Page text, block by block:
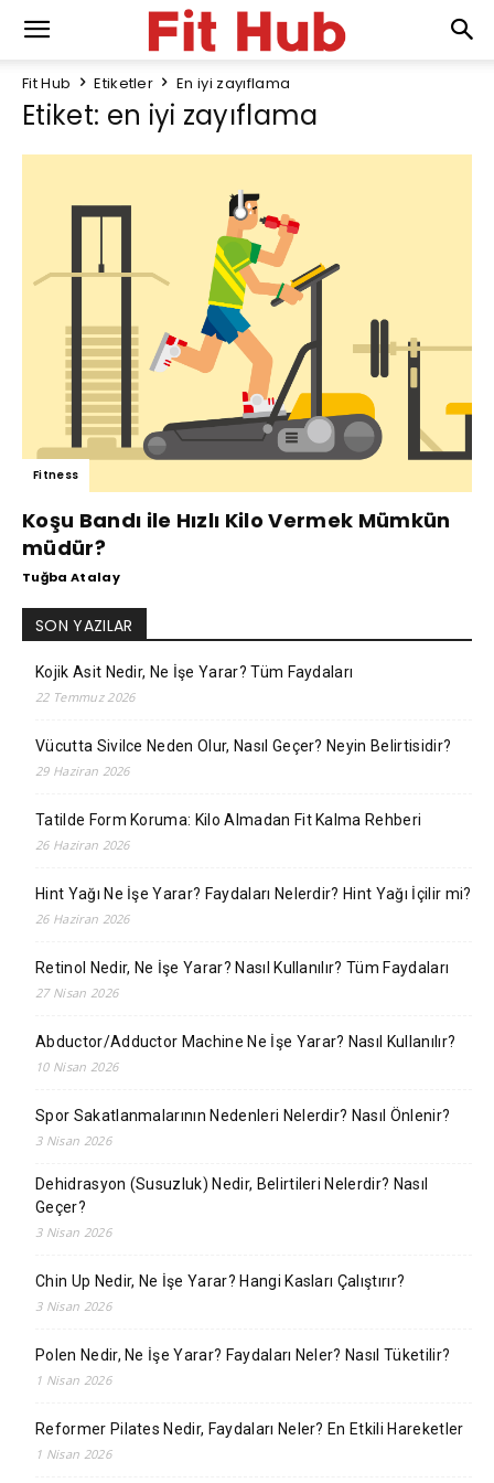
Fit Hub Etiketler En iyi zayıflama
Etiket: en iyi zayıflama
Fitness
Koşu Bandı ile Hızlı Kilo Vermek Mümkün
müdür?
Tuğba Atalay
SON YAZILAR
Kojik Asit Nedir, Ne İşe Yarar? Tüm Faydaları
22 Temmuz 2026
Vücutta Sivilce Neden Olur, Nasıl Geçer? Neyin Belirtisidir?
29 Haziran 2026
Tatilde Form Koruma: Kilo Almadan Fit Kalma Rehberi
26 Haziran 2026
Hint Yağı Ne İşe Yarar? Faydaları Nelerdir? Hint Yağı İçilir mi?
26 Haziran 2026
Retinol Nedir, Ne İşe Yarar? Nasıl Kullanılır? Tüm Faydaları
27 Nisan 2026
Abductor/Adductor Machine Ne İşe Yarar? Nasıl Kullanılır?
10 Nisan 2026
Spor Sakatlanmalarının Nedenleri Nelerdir? Nasıl Önlenir?
3 Nisan 2026
Dehidrasyon (Susuzluk) Nedir, Belirtileri Nelerdir? Nasıl
Geçer?
3 Nisan 2026
Chin Up Nedir, Ne İşe Yarar? Hangi Kasları Çalıştırır?
3 Nisan 2026
Polen Nedir, Ne İşe Yarar? Faydaları Neler? Nasıl Tüketilir?
1 Nisan 2026
Reformer Pilates Nedir, Faydaları Neler? En Etkili Hareketler
1 Nisan 2026